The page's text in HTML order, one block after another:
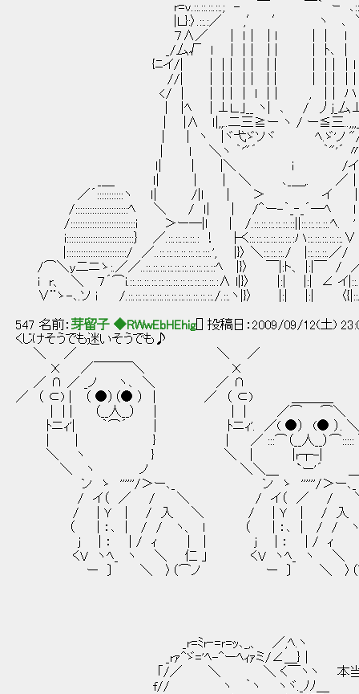
r=ｖ.::.::.::.::.; - ￣ ￣｀ ｰ ､::.:.ヽ
|Ｌ}:〉.::.:／ ,′ ′ ヽ ､ ＼
７∧／ ｜ ｌ｜ | l | | l l ＼}
_/厶√ l | |｜ | | | ﾄ､ | | {(｣ﾉヘｿ 天
{ﾆイ/| | |｜｜| | | | |｜｜ｌ |
//| | |｜｜| | | | |｜｜| | | ＼> こ
</ | | |｜｜ ｌ |｜ , |｜ ハ !
| |ﾍ | ⊥Ｌ.｣__ ヽ| ､ / 丿j_
| |∧ ｌ|,,..二三≧ー ヽ / ー≦三..,,,_
｜ | ヽ |ヾ弋ゞソヾ ﾍ.ゞ'ノ "/ /
| l ＼ヽ ｀'"´ ｀"'´ 〃／
ｌ| | |＼ i /イ l |
_＿ ｌ| | | ＼ ､_＿,. ／｜
／´:::::::::::ヽ ｌ| /|ｌ ｜ ＞ イ ｜ | | |
/::::::::::::::::::::::ﾍ ＼ / ｌ| | /＾ー-｀_‐_´―ﾍ ｌ '
/:::::::::::::::::::::::::::i ＞ー―|l | /.::.::.::.::.::.::||::.::.::.::.ﾍ. ' /
i::::::::::::::::::::::::::::｝ ／.::.::.::.::.: ！ ├く::.::.::.::.::.::.:ハ::.::.::.::.::.∨
|:::::::::::::::::::::::::/ ／..::.::.::.::.::.::.:::.', |}〉 ＼::.::.::./ |::.::.::.／/ /
/⌒＼y二ニゝ:.／／..::.::.::.::.::.::.::.::.::.::ﾍ |}〉 ￣|:ト、 |:|￣ / ／
i r、 ＼ ７´⌒i.::.::.::.::.::.::.::.::.::.::.::.::.:∧ l|}〉 |:| |:| ∠ イ
∨¨ゝ-､.ソ i /.::.::.::.::.::.::.::.::.::.::.::.::./.::.ヽ|}〉 |:| |:| 〈{|::.::.ヽ
547 名前： 芽留子 ◆RWwEbHEhig[] 投稿日：2009/09/12(土)
くじけそうでも迷いそうでも♪
＼ ／ ＼ ／
Ｘ ／￣￣￣＼ Ｘ
／ ∩ ／ _ノ ヽ､ ＼ ／ ∩
／ （ ⊂) | （ ●）（● ） | ／ （ ⊂) ＿＿＿_
| | | （__人__） | | | ／⌒ ⌒＼ 見つ
ﾄニｨ'| ｀⌒´ | ﾄニｨ'. ／( ●） (● ）. ＼
| | } | ／ :::⌒（__人__）⌒:::::
＼ ヽ } ＼ | |r┬-|
＼ ヽ ノ ＼＼＿ `ー'´ ＿
ン ゝ ''''''/＞ー､_ ン ゝ ''''''/＞ー､_
/ イ（ ／ / ＼ / イ（ ／ /
/ | Ｙ | / 入 ＼ / | Ｙ | / 入
（ | ：､ | / / ヽ、 l （ | ：､ | / / ヽ
j | ： | / ｨ | | j | ： | / ｨ
くV ヽﾍ_ ヽ ＼ 仁 」 くV ヽﾍ_ ヽ ＼ 仁
ー 〕 ＼ 〉（⌒ノ ー 〕 ＼ 〉（⌒
_r=ﾐr‐=ｒ=ｯ､_,、 ／,ﾍ.ヽ
_rｧ^ゞ='ﾍ-^ーﾍｨｧミ/∠＿}｜
｢/／ ＼ ＼ く￣ヽヽ 本当の
f// ヽ ｀ヽ ヽヾ._ﾉﾉ＿